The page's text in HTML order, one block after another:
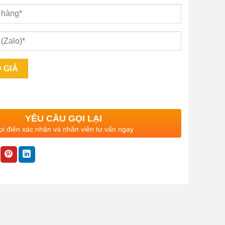
YÊU CẦU GỌI LẠI
điện xác nhận và nhân viên tư vấn ngay